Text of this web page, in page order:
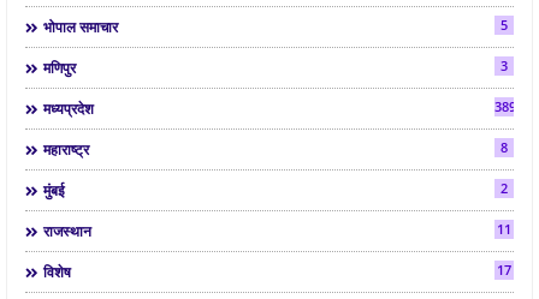
भोपाल समाचार 5
मणिपुर 3
मध्यप्रदेश 3892
महाराष्ट्र 8
मुंबई 2
राजस्थान 11
विशेष 17